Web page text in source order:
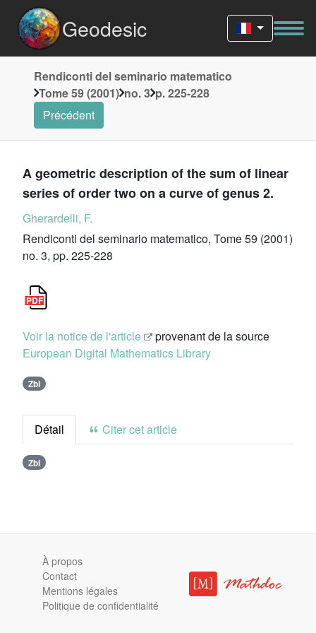
Geodesic
Rendiconti del seminario matematico
Tome 59 (2001) no. 3 p. 225-228
Précédent
A geometric description of the sum of linear
series of order two on a curve of genus 2.
Gherardelli, F.
Rendiconti del seminario matematico, Tome 59 (2001)
no. 3, pp. 225-228
Voir la notice de l'article
provenant de la source
European Digital Mathematics Library
Zbl
Détail Citer cet article
Zbl
À propos
Contact
Mentions légales
Politique de confidentialité